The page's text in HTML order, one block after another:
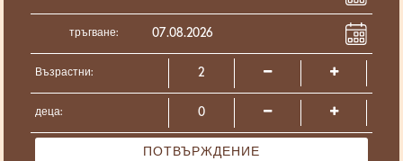
тръгване:
Възрастни:
деца:
ПОТВЪРЖДЕНИЕ